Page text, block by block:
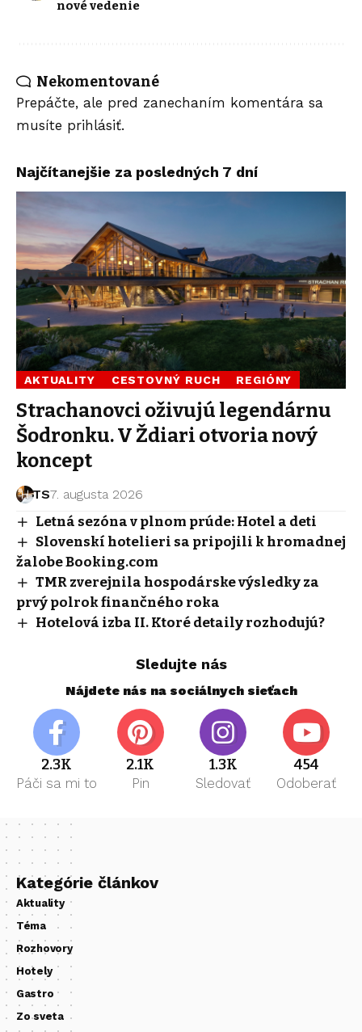
nové vedenie
Nekomentované
Prepáčte, ale pred zanechaním komentára sa
musíte prihlásiť.
Najčítanejšie za posledných 7 dní
AKTUALITY CESTOVNÝ RUCH REGIÓNY
Strachanovci oživujú legendárnu
Šodronku. V Ždiari otvoria nový
koncept
TS7. augusta 2026
Letná sezóna v plnom prúde: Hotel a deti
Slovenskí hotelieri sa pripojili k hromadnej
žalobe Booking.com
TMR zverejnila hospodárske výsledky za
prvý polrok finančného roka
Hotelová izba II. Ktoré detaily rozhodujú?
Sledujte nás
Nájdete nás na sociálnych sieťach
2.3K
Páči sa mi to
2.1K
Pin
1.3K
Sledovať
454
Odoberať
Kategórie článkov
Aktuality
Téma
Rozhovory
Hotely
Gastro
Zo sveta